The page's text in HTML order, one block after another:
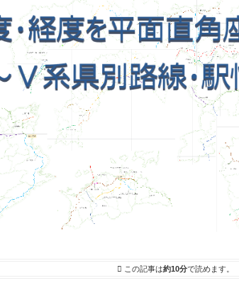
この記事は約10分で読めます。